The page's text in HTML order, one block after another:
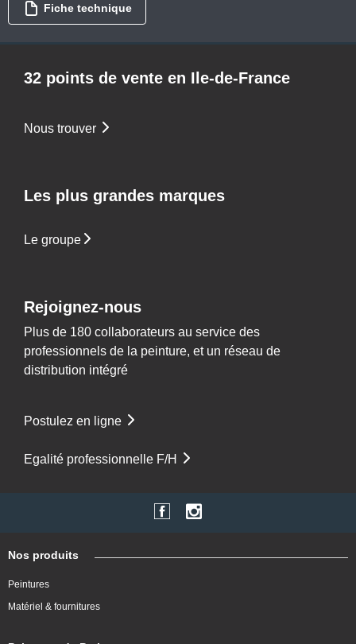
Fiche technique
32 points de vente en Ile-de-France
Nous trouver
Les plus grandes marques
Le groupe
Rejoignez-nous
Plus de 180 collaborateurs au service des
professionnels de la peinture, et un réseau de
distribution intégré
Postulez en ligne
Egalité professionnelle F/H
Nos produits
Peintures
Matériel & fournitures